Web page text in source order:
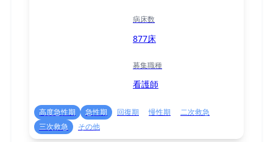
病床数
877床
募集職種
看護師
高度急性期 急性期 回復期 慢性期
二次救急
三次救急
その他